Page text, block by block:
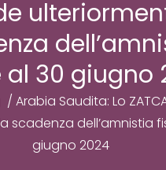
30 giugno
/Arabia Saudita: Lo
scadenza dell’amnistia
giugno 2024